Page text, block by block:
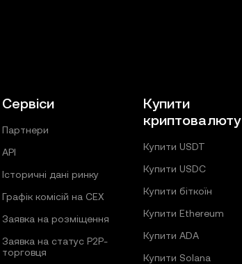
Сервіси
Партнери
API
Історичні дані ринку
Графік комісій на CEX
Заявка на розміщення
Заявка на статус P2P-
торговця
Купити
криптовалюту
Купити USDT
Купити USDC
Купити біткоїн
Купити Ethereum
Купити ADA
Купити Solana